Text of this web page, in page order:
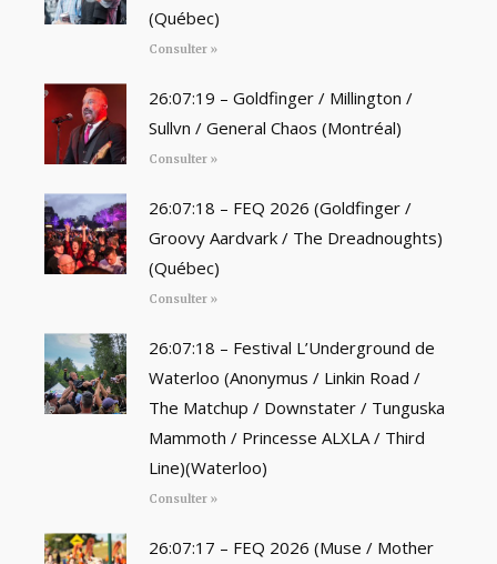
(Québec)
Consulter »
26:07:19 – Goldfinger / Millington /
Sullvn / General Chaos (Montréal)
Consulter »
26:07:18 – FEQ 2026 (Goldfinger /
Groovy Aardvark / The Dreadnoughts)
(Québec)
Consulter »
26:07:18 – Festival L’Underground de
Waterloo (Anonymus / Linkin Road /
The Matchup / Downstater / Tunguska
Mammoth / Princesse ALXLA / Third
Line)(Waterloo)
Consulter »
26:07:17 – FEQ 2026 (Muse / Mother